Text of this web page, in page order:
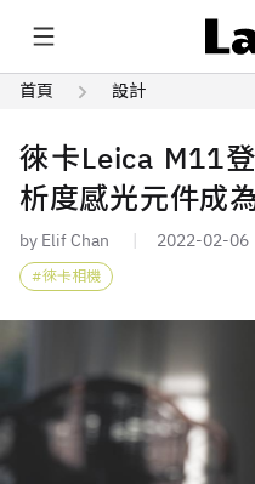
首頁 設計
徠卡Leica M11
析度感光元件成
by Elif Chan 2022-02-06
徠卡相機